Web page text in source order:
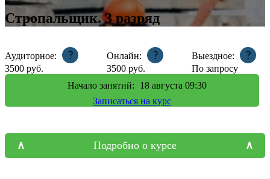
Стропальщик. 3 разряд
Аудиторное: ?
3500 руб.
Онлайн: ?
3500 руб.
Выездное: ?
По запросу
Начало занятий:
18 августа 09:30
Записаться на курс
Подробно о курсе